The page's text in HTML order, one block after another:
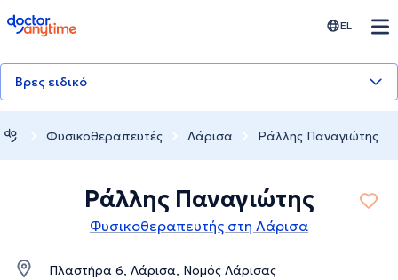
doctoranytime EL
Βρες ειδικό
Φυσικοθεραπευτές Λάρισα Ράλλης Παναγιώτης
Ράλλης Παναγιώτης
Φυσικοθεραπευτής στη Λάρισα
Πλαστήρα 6, Λάρισα, Νομός Λάρισας